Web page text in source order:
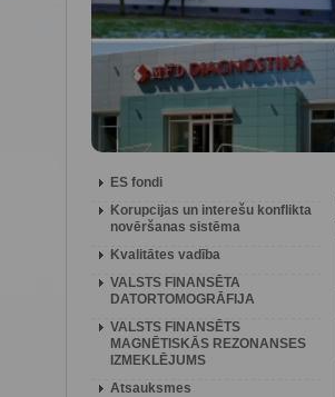
ES fondi
Korupcijas un interešu konflikta
novēršanas sistēma
Kvalitātes vadība
VALSTS FINANSĒTA
DATORTOMOGRĀFIJA
VALSTS FINANSĒTS
MAGNĒTISKĀS REZONANSES
IZMEKLĒJUMS
Atsauksmes